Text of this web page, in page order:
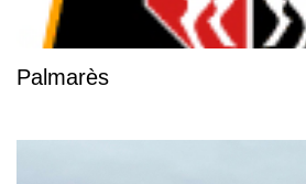
Palmarès